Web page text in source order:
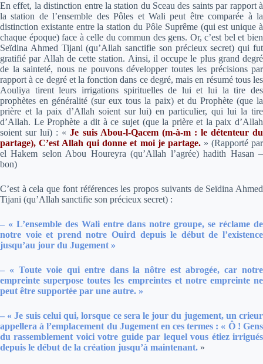
En effet, la distinction entre la station du Sceau des saints par rapport à
la station de l’ensemble des Pôles et Wali peut être comparée à la
distinction existante entre la station du Pôle Suprême (qui est unique à
chaque époque) face à celle du commun des gens. Or, c’est bel et bien
Seïdina Ahmed Tijani (qu’Allah sanctifie son précieux secret) qui fut
gratifié par Allah de cette station. Ainsi, il occupe le plus grand degré
de la sainteté, nous ne pouvons développer toutes les précisions par
rapport à ce degré et la fonction dans ce degré, mais en résumé tous les
Aouliya tirent leurs irrigations spirituelles de lui et lui la tire des
prophètes en généralité (sur eux tous la paix) et du Prophète (que la
prière et la paix d’Allah soient sur lui) en particulier, qui lui la tire
d’Allah. Le Prophète a dit à ce sujet (que la prière et la paix d’Allah
soient sur lui) : «Je suis Abou-l-Qacem (m-à-m : le détenteur du
partage), C’est Allah qui donne et moi je partage.» (Rapporté par
el Hakem selon Abou Houreyra (qu’Allah l’agrée) hadith Hasan –
bon)
C’est à cela que font références les propos suivants de Seïdina Ahmed
Tijani (qu’Allah sanctifie son précieux secret) :
– « L’ensemble des Wali entre dans notre groupe, se réclame de
notre voie et prend notre Ouird depuis le début de l’existence
jusqu’au jour du Jugement »
– « Toute voie qui entre dans la nôtre est abrogée, car notre
empreinte superpose toutes les empreintes et notre empreinte ne
peut être supportée par une autre. »
– « Je suis celui qui, lorsque ce sera le jour du jugement, un crieur
appellera à l’emplacement du Jugement en ces termes : « Ô ! Gens
du rassemblement voici votre guide par lequel vous étiez irrigués
depuis le début de la création jusqu’à maintenant. »